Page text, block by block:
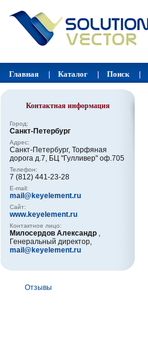
Главная Каталог Поиск
Контактная информация
Город:
Санкт-Петербург
Адрес:
Санкт-Петербург, Торфяная
дорога д.7, БЦ "Гулливер" оф.705
Телефон:
7 (812) 441-23-28
E-mail:
mail@keyelement.ru
Сайт:
www.keyelement.ru
Контактное лицо:
Милосердов Александр ,
Генеральный директор,
mail@keyelement.ru
Отзывы